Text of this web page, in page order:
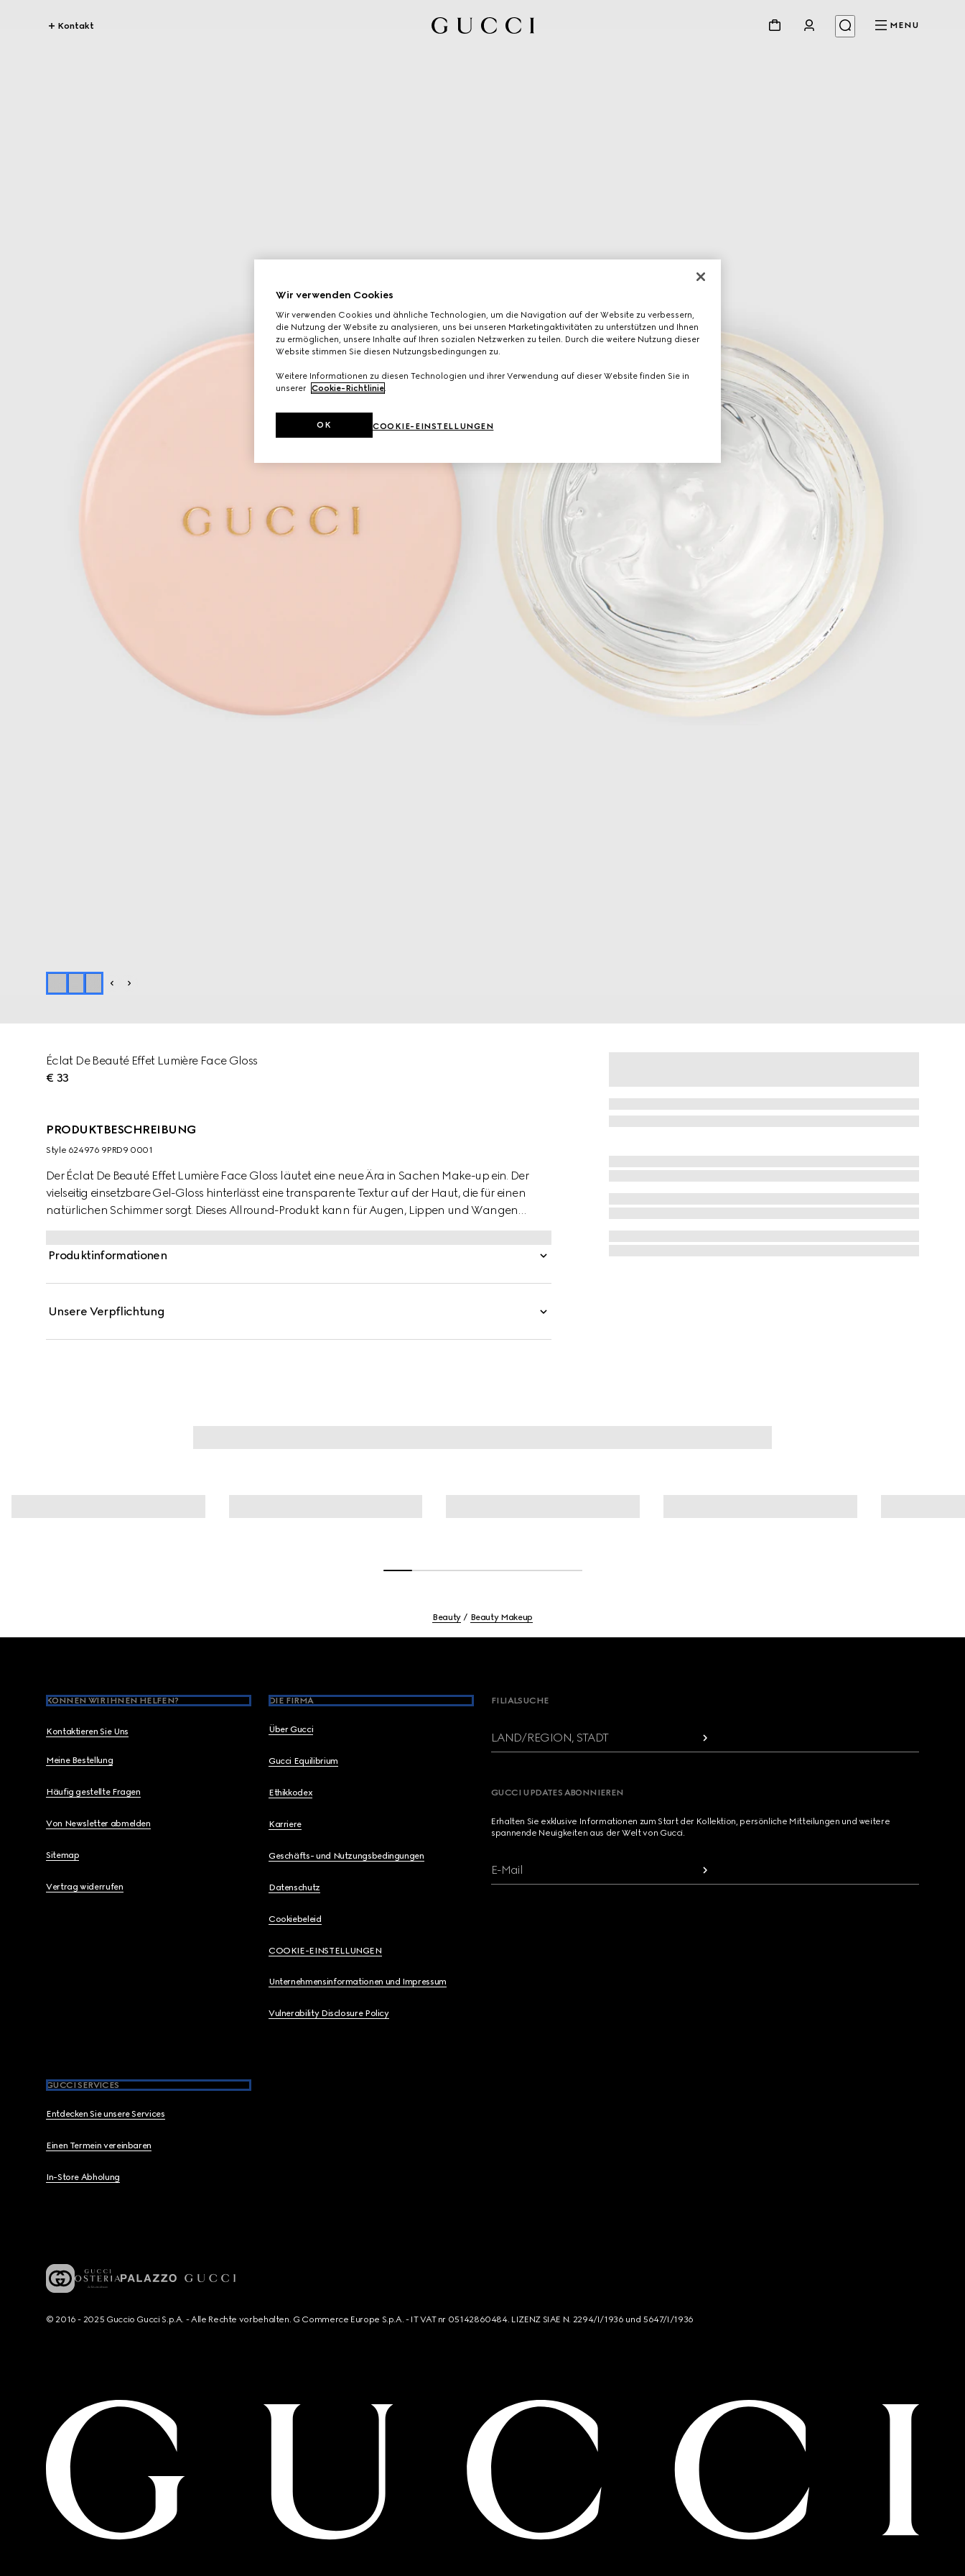
Kontakt MENU
Éclat De Beauté Effet Lumière Face Gloss
€ 33
PRODUKTBESCHREIBUNG
Style ‎624976 9PRD9 0001
Der Éclat De Beauté Effet Lumière Face Gloss läutet eine neue Ära in Sachen Make-up ein. Der
vielseitig einsetzbare Gel-Gloss hinterlässt eine transparente Textur auf der Haut, die für einen
natürlichen Schimmer sorgt. Dieses Allround-Produkt kann für Augen, Lippen und Wangen
verwendet werden und ist in einem universellen Farbton erhältlich, der natürlich wirkt, den Teint
zum Strahlen bringt und dem Gesicht mehr Tiefe verleiht. Durch die Geltextur kann der Gloss
alleine getragen werden, um bestimmte Gesichtspartien hervorzuheben, oder über der
Produktinformationen
Unsere Verpflichtung
Beauty Beauty Makeup
KÖNNEN WIR IHNEN HELFEN?
Kontaktieren Sie Uns
Meine Bestellung
Häufig gestellte Fragen
Von Newsletter abmelden
Sitemap
Vertrag widerrufen
DIE FIRMA
Über Gucci
Gucci Equilibrium
Ethikkodex
Karriere
Geschäfts- und Nutzungsbedingungen
Datenschutz
Cookiebeleid
COOKIE-EINSTELLUNGEN
Unternehmensinformationen und Impressum
Vulnerability Disclosure Policy
GUCCI SERVICES
Entdecken Sie unsere Services
Einen Termein vereinbaren
In-Store Abholung
FILIALSUCHE
LAND/REGION, STADT
GUCCI UPDATES ABONNIEREN
Erhalten Sie exklusive Informationen zum Start der Kollektion, persönliche Mitteilungen und weitere
spannende Neuigkeiten aus der Welt von Gucci.
E-Mail
© 2016 - 2025 Guccio Gucci S.p.A. - Alle Rechte vorbehalten. G Commerce Europe S.p.A. - IT VAT nr 05142860484. LIZENZ SIAE N. 2294/I/1936 und 5647/I/1936
Wir verwenden Cookies
Wir verwenden Cookies und ähnliche Technologien, um die Navigation auf der Website zu verbessern,
die Nutzung der Website zu analysieren, uns bei unseren Marketingaktivitäten zu unterstützen und Ihnen
zu ermöglichen, unsere Inhalte auf Ihren sozialen Netzwerken zu teilen. Durch die weitere Nutzung dieser
Website stimmen Sie diesen Nutzungsbedingungen zu.
Weitere Informationen zu diesen Technologien und ihrer Verwendung auf dieser Website finden Sie in
unserer Cookie-Richtlinie.
COOKIE-EINSTELLUNGEN
OK